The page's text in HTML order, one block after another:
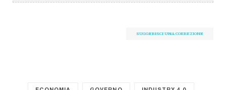
SUGGERISCI UNA CORREZIONE